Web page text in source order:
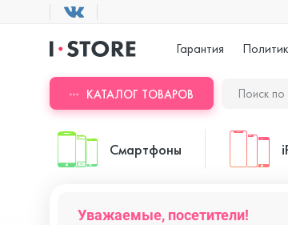
Гарантия
КАТАЛОГ ТОВАРОВ
Смартфоны
ASUS
Уважаемые, посетители!